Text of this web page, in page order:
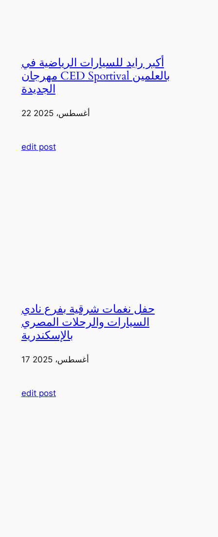
أكبر رايد للسيارات الرياضية في
مهرجان CED Sportival بالعلمين
الجديدة
22 أغسطس، 2025
edit post
حفل نغمات شرقية بفرع نادي
السيارات والرحلات المصري
بالإسكندرية
17 أغسطس، 2025
edit post